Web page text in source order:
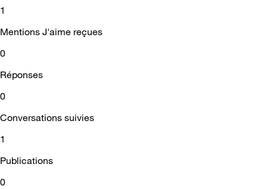
1
Mentions J'aime reçues
0
Réponses
0
Conversations suivies
1
Publications
0